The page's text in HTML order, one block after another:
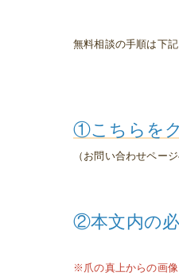
無料相談の手順は下記
①こちらを
（お問い合わせペー
※爪の真上からの画